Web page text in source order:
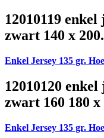
12010119
zwart 140 x
Enkel Jersey 135 gr.
12010120
zwart 160 180
Enkel Jersey 135 gr.